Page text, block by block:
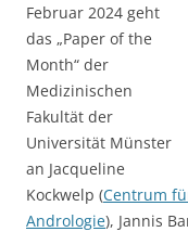
Februar 2024 geht
das „Paper of the
Month“ der
Medizinischen
Fakultät der
Universität Münster
an Jacqueline
Kockwelp (Centrum
Andrologie), Jannis